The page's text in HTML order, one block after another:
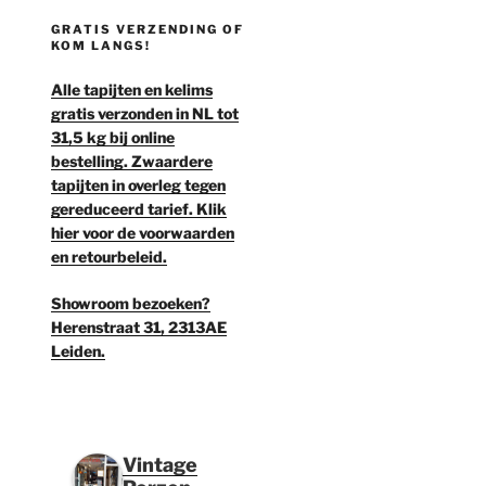
GRATIS VERZENDING OF
KOM LANGS!
Alle tapijten en kelims
gratis verzonden in NL tot
31,5 kg bij online
bestelling. Zwaardere
tapijten in overleg tegen
gereduceerd tarief. Klik
hier voor de voorwaarden
en retourbeleid.
Showroom bezoeken?
Herenstraat 31, 2313AE
Leiden.
Vintage